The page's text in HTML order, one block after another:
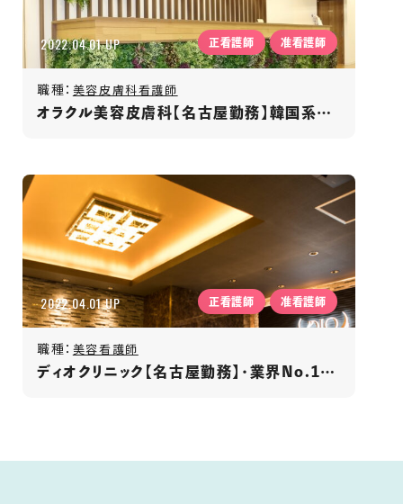
2022.04.01 UP 正看護師 准看護師
職種： 美容皮膚科看護師
オラクル美容皮膚科【名古屋勤務】韓国系美容クリニック/年間休日125日/月給31万円以上
2022.04.01 UP 正看護師 准看護師
職種： 美容看護師
ディオクリニック【名古屋勤務】・業界No.1の痩身クリニック！